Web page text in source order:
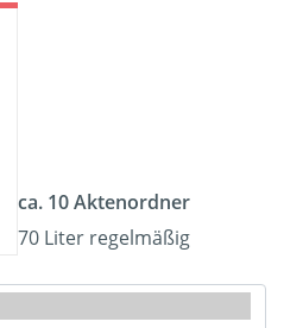
ca. 10 Aktenordner
70 Liter regelmäßig